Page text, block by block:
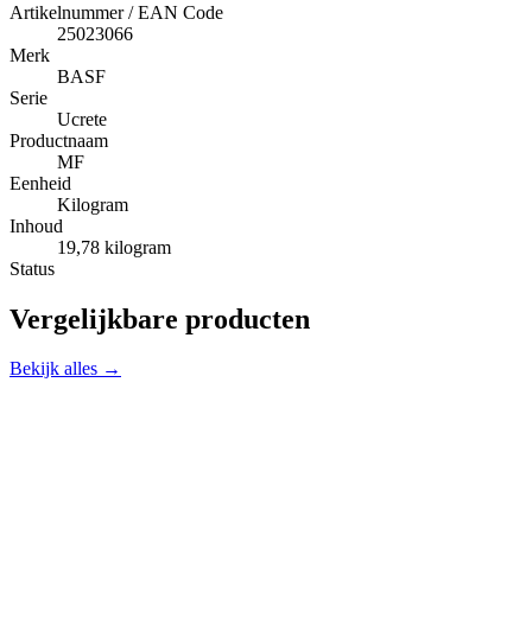
Artikelnummer / EAN Code
25023066
Merk
BASF
Serie
Ucrete
Productnaam
MF
Eenheid
Kilogram
Inhoud
19,78 kilogram
Status
Vergelijkbare producten
Bekijk alles →